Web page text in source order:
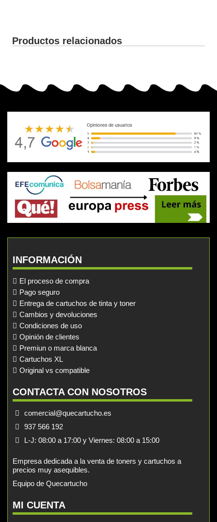
Productos relacionados
INFORMACIÓN
El proceso de compra
Pago seguro
Entrega de cartuchos de tinta y toner
Cambios y devoluciones
Condiciones de uso
Opinión de clientes
Premiun o marca blanca
Cartuchos XL
Original vs compatible
CONTACTA CON NOSOTROS
comercial@quecartucho.es
937 566 192
L-J: 08:00 a 17:00 y Viernes: 08:00 a 15:00
Empresa dedicada a la venta de toners y cartuchos a
precios muy asequibles.
Equipo de Quecartucho
MI CUENTA